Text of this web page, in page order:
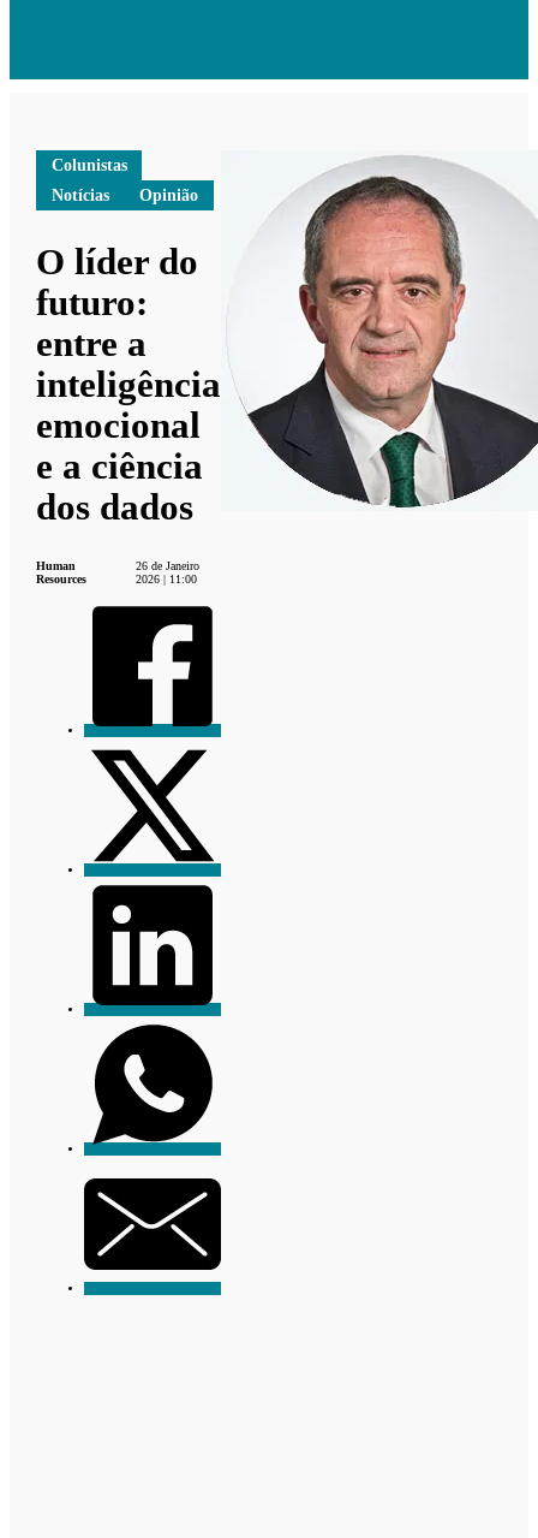
Colunistas
Notícias
Opinião
O líder do
futuro:
entre a
inteligência
emocional
e a ciência
dos dados
Human
Resources
26 de Janeiro
2026 | 11:00